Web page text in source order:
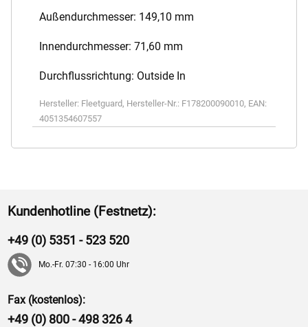
Außendurchmesser: 149,10 mm
Innendurchmesser: 71,60 mm
Durchflussrichtung: Outside In
Hersteller: Fleetguard, Hersteller-Nr.: F178200090010, EAN:
4051354607557
Kundenhotline (Festnetz):
+49 (0) 5351 - 523 520
Mo.-Fr. 07:30 - 16:00 Uhr
Fax (kostenlos):
+49 (0) 800 - 498 326 4